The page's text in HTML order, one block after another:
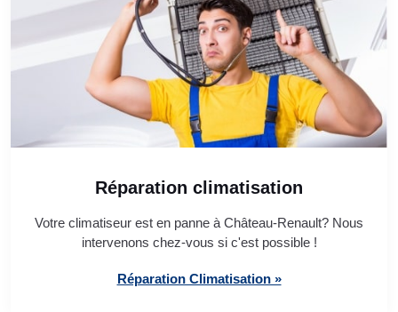
Réparation climatisation
Votre climatiseur est en panne à Château-Renault? Nous
intervenons chez-vous si c'est possible !
Réparation Climatisation »